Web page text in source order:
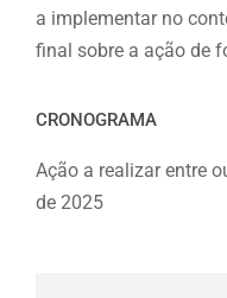
a implementar no
final sobre a ação de
CRONOGRAMA
Ação a realizar entre
de 2025